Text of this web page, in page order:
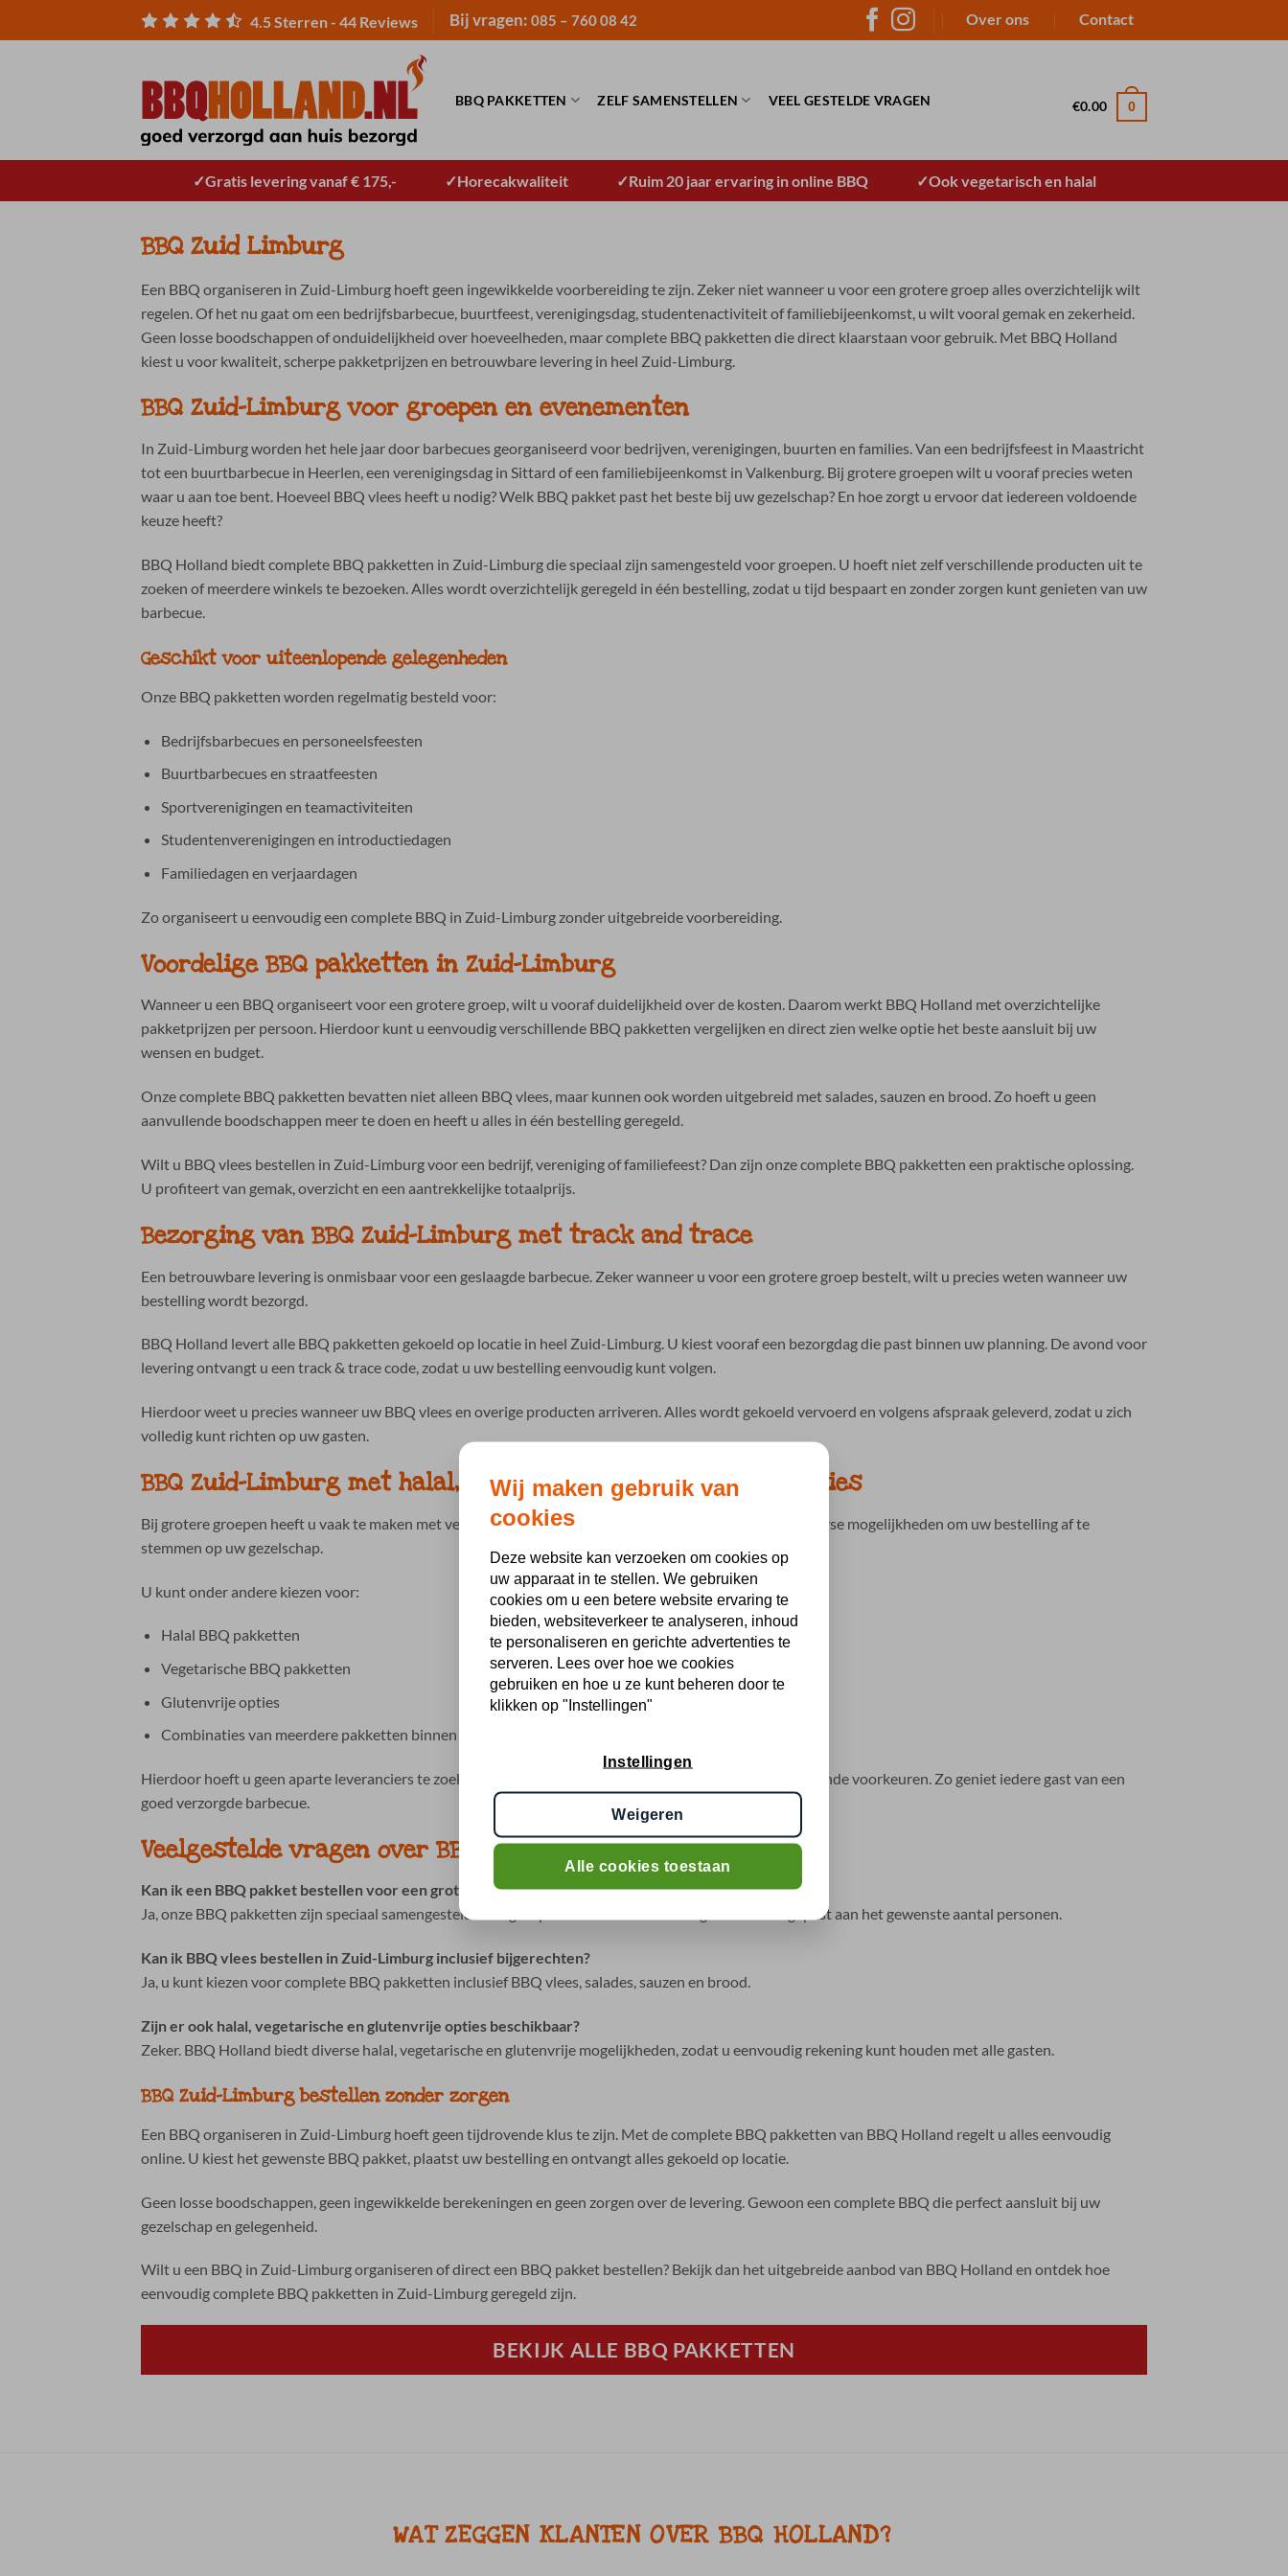
naar
4.5Sterren - 44 Reviews Bij vragen: 085 – 760 08 42 Over ons Contact
BBQ PAKKETTEN ZELF SAMENSTELLEN VEEL GESTELDE VRAGEN €0.00 0
Gratis levering vanaf € 175,- Horecakwaliteit Ruim 20 jaar ervaring in online BBQ Ook vegetarisch en halal
BBQ Zuid Limburg
Een BBQ organiseren in Zuid-Limburg hoeft geen ingewikkelde voorbereiding te zijn. Zeker niet wanneer u voor een grotere groep alles overzichtelijk wilt
regelen. Of het nu gaat om een bedrijfsbarbecue, buurtfeest, verenigingsdag, studentenactiviteit of familiebijeenkomst, u wilt vooral gemak en zekerheid.
Geen losse boodschappen of onduidelijkheid over hoeveelheden, maar complete BBQ pakketten die direct klaarstaan voor gebruik. Met BBQ Holland
kiest u voor kwaliteit, scherpe pakketprijzen en betrouwbare levering in heel Zuid-Limburg.
BBQ Zuid-Limburg voor groepen en evenementen
In Zuid-Limburg worden het hele jaar door barbecues georganiseerd voor bedrijven, verenigingen, buurten en families. Van een bedrijfsfeest in Maastricht
tot een buurtbarbecue in Heerlen, een verenigingsdag in Sittard of een familiebijeenkomst in Valkenburg. Bij grotere groepen wilt u vooraf precies weten
waar u aan toe bent. Hoeveel BBQ vlees heeft u nodig? Welk BBQ pakket past het beste bij uw gezelschap? En hoe zorgt u ervoor dat iedereen voldoende
keuze heeft?
BBQ Holland biedt complete BBQ pakketten in Zuid-Limburg die speciaal zijn samengesteld voor groepen. U hoeft niet zelf verschillende producten uit te
zoeken of meerdere winkels te bezoeken. Alles wordt overzichtelijk geregeld in één bestelling, zodat u tijd bespaart en zonder zorgen kunt genieten van uw
barbecue.
Geschikt voor uiteenlopende gelegenheden
Onze BBQ pakketten worden regelmatig besteld voor:
Bedrijfsbarbecues en personeelsfeesten
Buurtbarbecues en straatfeesten
Sportverenigingen en teamactiviteiten
Studentenverenigingen en introductiedagen
Familiedagen en verjaardagen
Zo organiseert u eenvoudig een complete BBQ in Zuid-Limburg zonder uitgebreide voorbereiding.
Voordelige BBQ pakketten in Zuid-Limburg
Wanneer u een BBQ organiseert voor een grotere groep, wilt u vooraf duidelijkheid over de kosten. Daarom werkt BBQ Holland met overzichtelijke
pakketprijzen per persoon. Hierdoor kunt u eenvoudig verschillende BBQ pakketten vergelijken en direct zien welke optie het beste aansluit bij uw
wensen en budget.
Onze complete BBQ pakketten bevatten niet alleen BBQ vlees, maar kunnen ook worden uitgebreid met salades, sauzen en brood. Zo hoeft u geen
aanvullende boodschappen meer te doen en heeft u alles in één bestelling geregeld.
Wilt u BBQ vlees bestellen in Zuid-Limburg voor een bedrijf, vereniging of familiefeest? Dan zijn onze complete BBQ pakketten een praktische oplossing.
U profiteert van gemak, overzicht en een aantrekkelijke totaalprijs.
Bezorging van BBQ Zuid-Limburg met track and trace
Een betrouwbare levering is onmisbaar voor een geslaagde barbecue. Zeker wanneer u voor een grotere groep bestelt, wilt u precies weten wanneer uw
bestelling wordt bezorgd.
BBQ Holland levert alle BBQ pakketten gekoeld op locatie in heel Zuid-Limburg. U kiest vooraf een bezorgdag die past binnen uw planning. De avond voor
levering ontvangt u een track & trace code, zodat u uw bestelling eenvoudig kunt volgen.
Hierdoor weet u precies wanneer uw BBQ vlees en overige producten arriveren. Alles wordt gekoeld vervoerd en volgens afspraak geleverd, zodat u zich
volledig kunt richten op uw gasten.
BBQ Zuid-Limburg met halal, vegetarische en glutenvrije opties
Bij grotere groepen heeft u vaak te maken met verschillende eetwensen. Daarom biedt BBQ Holland diverse mogelijkheden om uw bestelling af te
stemmen op uw gezelschap.
U kunt onder andere kiezen voor:
Halal BBQ pakketten
Vegetarische BBQ pakketten
Glutenvrije opties
Combinaties van meerdere pakketten binnen één bestelling
Hierdoor hoeft u geen aparte leveranciers te zoeken en kunt u eenvoudig rekening houden met verschillende voorkeuren. Zo geniet iedere gast van een
goed verzorgde barbecue.
Veelgestelde vragen over BBQ Zuid-Limburg
Kan ik een BBQ pakket bestellen voor een grote groep?
Ja, onze BBQ pakketten zijn speciaal samengesteld voor groepen en kunnen eenvoudig worden aangepast aan het gewenste aantal personen.
Kan ik BBQ vlees bestellen in Zuid-Limburg inclusief bijgerechten?
Ja, u kunt kiezen voor complete BBQ pakketten inclusief BBQ vlees, salades, sauzen en brood.
Zijn er ook halal, vegetarische en glutenvrije opties beschikbaar?
Zeker. BBQ Holland biedt diverse halal, vegetarische en glutenvrije mogelijkheden, zodat u eenvoudig rekening kunt houden met alle gasten.
BBQ Zuid-Limburg bestellen zonder zorgen
Een BBQ organiseren in Zuid-Limburg hoeft geen tijdrovende klus te zijn. Met de complete BBQ pakketten van BBQ Holland regelt u alles eenvoudig
online. U kiest het gewenste BBQ pakket, plaatst uw bestelling en ontvangt alles gekoeld op locatie.
Geen losse boodschappen, geen ingewikkelde berekeningen en geen zorgen over de levering. Gewoon een complete BBQ die perfect aansluit bij uw
gezelschap en gelegenheid.
Wilt u een BBQ in Zuid-Limburg organiseren of direct een BBQ pakket bestellen? Bekijk dan het uitgebreide aanbod van BBQ Holland en ontdek hoe
eenvoudig complete BBQ pakketten in Zuid-Limburg geregeld zijn.
BEKIJK ALLE BBQ PAKKETTEN
WAT ZEGGEN KLANTEN OVER BBQ HOLLAND?
Wij maken gebruik van
cookies
Deze website kan verzoeken om cookies op
uw apparaat in te stellen. We gebruiken
cookies om u een betere website ervaring te
bieden, websiteverkeer te analyseren, inhoud
te personaliseren en gerichte advertenties te
serveren. Lees over hoe we cookies
gebruiken en hoe u ze kunt beheren door te
klikken op "Instellingen"
Instellingen
Weigeren
Alle cookies toestaan